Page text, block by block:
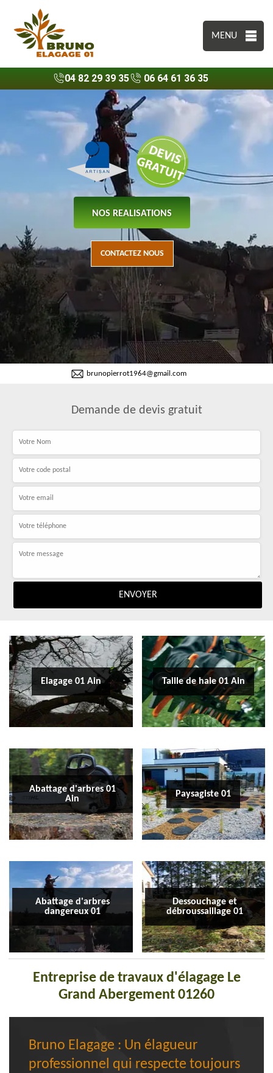
MENU
04 82 29 39 35 06 64 61 36 35
NOS REALISATIONS
CONTACTEZ NOUS
brunopierrot1964@gmail.com
Demande de devis gratuit
Elagage 01 Ain Taille de haie 01 Ain
Abattage d'arbres 01
Ain
Paysagiste 01
Abattage d'arbres
dangereux 01
Dessouchage et
débroussaillage 01
Entreprise de travaux d'élagage Le
Grand Abergement 01260
Bruno Elagage : Un élagueur
professionnel qui respecte toujours